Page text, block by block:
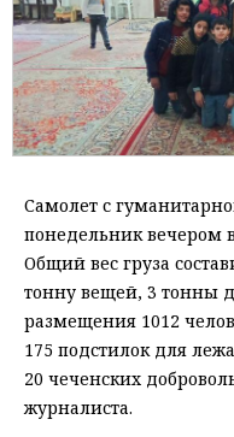
Самолет с
понедельник вечером
Общий вес груза
тонну вещей, 3 тонны
размещения 1012
175 подстилок для
20 чеченских
журналиста.